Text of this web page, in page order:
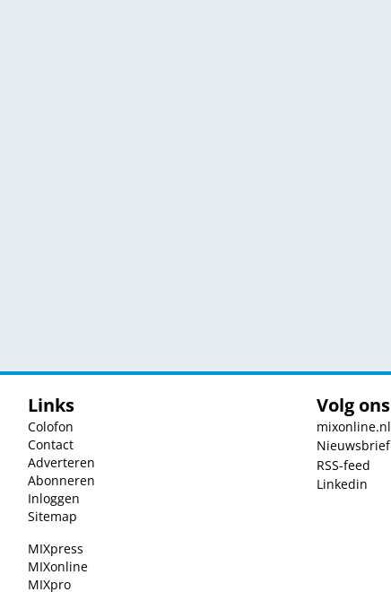
Links
Colofon
Contact
Adverteren
Abonneren
Inloggen
Sitemap
MIXpress
MIXonline
MIXpro
Volg ons
mixonline.nl
Nieuwsbrief
RSS-feed
Linkedin